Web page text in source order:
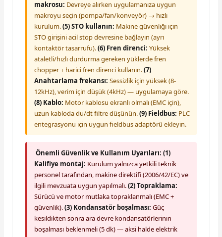
makrosu: Devreye alırken uygulamanıza uygun
makroyu seçin (pompa/fan/konveyör) → hızlı
kurulum.(5) STO kullanın: Makine güvenliği için
STO girişini acil stop devresine bağlayın (ayrı
kontaktör tasarrufu).(6) Fren direnci: Yüksek
ataletli/hızlı durdurma gereken yüklerde fren
chopper + harici fren direnci kullanın.(7)
Anahtarlama frekansı: Sessizlik için yüksek (8-
12kHz), verim için düşük (4kHz) — uygulamaya göre.
(8) Kablo: Motor kablosu ekranlı olmalı (EMC için),
uzun kabloda du/dt filtre düşünün.(9) Fieldbus: PLC
entegrasyonu için uygun fieldbus adaptörü ekleyin.
Önemli Güvenlik ve Kullanım Uyarıları: (1)
Kalifiye montaj: Kurulum yalnızca yetkili teknik
personel tarafından, makine direktifi (2006/42/EC) ve
ilgili mevzuata uygun yapılmalı.(2) Topraklama:
Sürücü ve motor mutlaka topraklanmalı (EMC +
güvenlik).(3) Kondansatör boşalması: Güç
kesildikten sonra ara devre kondansatörlerinin
boşalması beklenmeli (5 dk) — aksi halde elektrik